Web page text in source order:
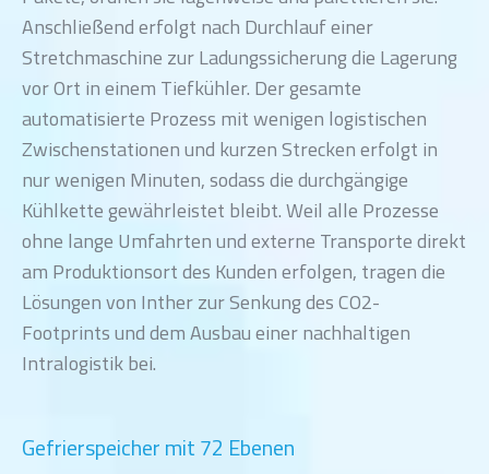
Anschließend erfolgt nach Durchlauf einer
Stretchmaschine zur Ladungssicherung die Lagerung
vor Ort in einem Tiefkühler. Der gesamte
automatisierte Prozess mit wenigen logistischen
Zwischenstationen und kurzen Strecken erfolgt in
nur wenigen Minuten, sodass die durchgängige
Kühlkette gewährleistet bleibt. Weil alle Prozesse
ohne lange Umfahrten und externe Transporte direkt
am Produktionsort des Kunden erfolgen, tragen die
Lösungen von Inther zur Senkung des CO2-
Footprints und dem Ausbau einer nachhaltigen
Intralogistik bei.
Gefrierspeicher mit 72 Ebenen